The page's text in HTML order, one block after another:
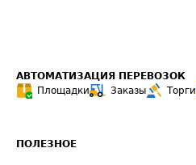
АВТОМАТИЗАЦИЯ ПЕРЕВОЗОК
Площадки
Заказы Торги
ПОЛЕЗНОЕ